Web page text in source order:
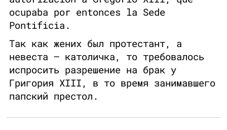
ocupaba por entonces la Sede
Pontificia.
Так как жених был протестант, а
невеста — католичка, то требовалось
испросить разрешение на брак у
Григория XIII, в то время занимавшего
папский престол.